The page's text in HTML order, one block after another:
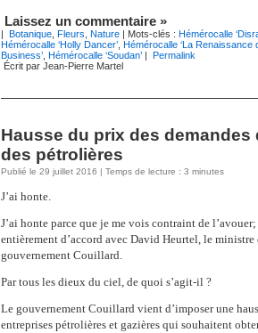
Laissez un commentaire »
Botanique Fleurs Nature | Mots-clés : Hémérocalle
Hémérocalle ‘Holly Dancer’
Hémérocalle ‘La Renaissance
Business’
Hémérocalle ‘Soudan’
Permalink
Écrit par Jean-Pierre Martel
Hausse du prix des demandes
des pétrolières
Publié le 29 juillet 2016 | Temps de lecture : 3 minutes
J’ai honte.
J’ai honte parce que je me vois contraint de
entièrement d’accord avec David Heurtel, le
gouvernement Couillard.
Par tous les dieux du ciel, de quoi s’agit-il ?
Le gouvernement Couillard vient d’imposer une
entreprises pétrolières et gazières qui souhaitent